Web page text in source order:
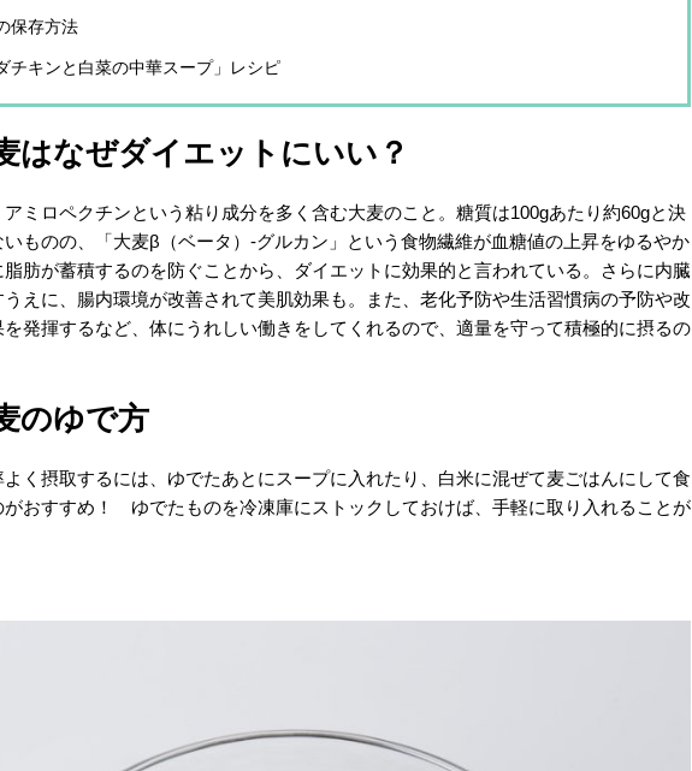
保存方法
チキンと白菜の中華スープ」レシピ
はなぜダイエットにいい？
アミロペクチンという粘り成分を多く含む大麦のこと。糖質は100gあたり約60gと決
いものの、「大麦β（ベータ）-グルカン」という食物繊維が血糖値の上昇をゆるやか
脂肪が蓄積するのを防ぐことから、ダイエットに効果的と言われている。さらに内臓
うえに、腸内環境が改善されて美肌効果も。また、老化予防や生活習慣病の予防や改
発揮するなど、体にうれしい働きをしてくれるので、適量を守って積極的に摂るの
のゆで方
よく摂取するには、ゆでたあとにスープに入れたり、白米に混ぜて麦ごはんにして食
がおすすめ！ ゆでたものを冷凍庫にストックしておけば、手軽に取り入れることが